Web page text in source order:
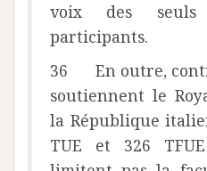
voix des seuls
participants.
36 En outre,
soutiennent le
la République
TUE et 326